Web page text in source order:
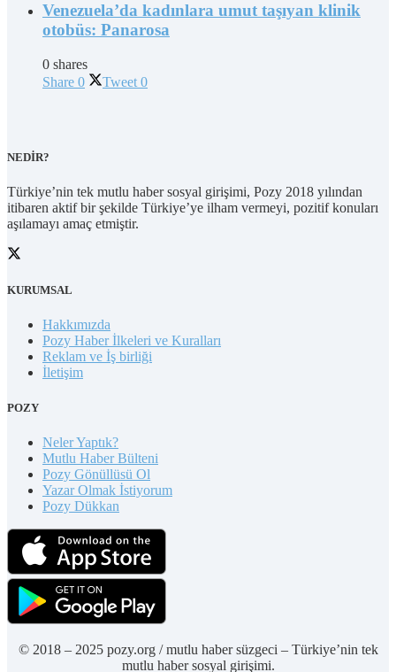
Venezuela’da kadınlara umut taşıyan klinik
otobüs: Panarosa
0 shares
Share 0 Tweet 0
NEDİR?
Türkiye’nin tek mutlu haber sosyal girişimi, Pozy 2018 yılından
itibaren aktif bir şekilde Türkiye’ye ilham vermeyi, pozitif konuları
aşılamayı amaç etmiştir.
KURUMSAL
Hakkımızda
Pozy Haber İlkeleri ve Kuralları
Reklam ve İş birliği
İletişim
POZY
Neler Yaptık?
Mutlu Haber Bülteni
Pozy Gönüllüsü Ol
Yazar Olmak İstiyorum
Pozy Dükkan
© 2018 – 2025 pozy.org / mutlu haber süzgeci – Türkiye’nin tek
mutlu haber sosyal girişimi.